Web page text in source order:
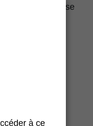
une richesse
Afghane
à ce